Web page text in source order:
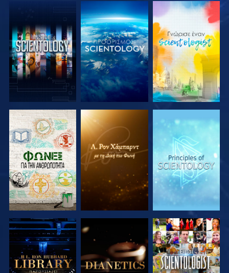
ΕΞΕΡΕΥΝΗΣΤΕ
ΤΗ ΣΕΙΡΑ
ΕΞΕΡΕΥΝΗΣΤΕ
ΤΗ ΣΕΙΡΑ
ΕΞΕΡΕΥΝΗΣΤΕ
ΤΗ ΣΕΙΡΑ
ΕΞΕΡΕΥΝΗΣΤΕ
ΤΗ ΣΕΙΡΑ
ΕΞΕΡΕΥΝΗΣΤΕ
ΤΗ ΣΕΙΡΑ
ΠΑΡΑΚΟΛΟΥΘΗΣΤΕ